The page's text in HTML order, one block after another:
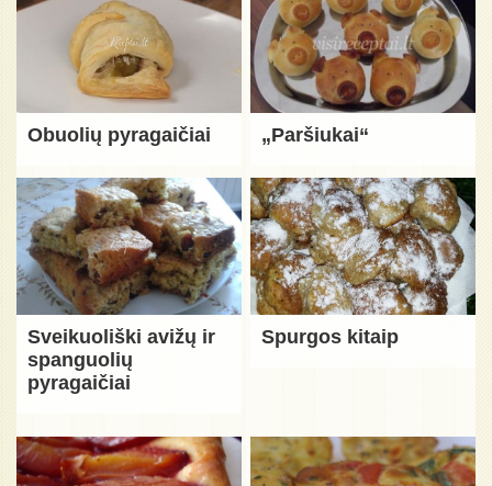
Obuolių pyragaičiai „Paršiukai“
Sveikuoliški avižų ir
spanguolių
pyragaičiai
Spurgos kitaip